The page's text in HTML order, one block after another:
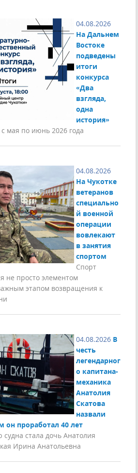
04.08.2026
На Дальнем
Востоке
подведены
итоги
конкурса
«Два
взгляда,
одна
история»
мая по июнь 2026 года
04.08.2026
На Чукотке
ветеранов
специально
й военной
операции
вовлекают
в занятия
спортом
Спорт
не просто элементом
этапом возвращения к
04.08.2026 В
честь
легендарног
о капитана-
механика
Анатолия
Скатова
назвали
он проработал 40 лет
стала дочь Анатолия
Ирина Анатольевна